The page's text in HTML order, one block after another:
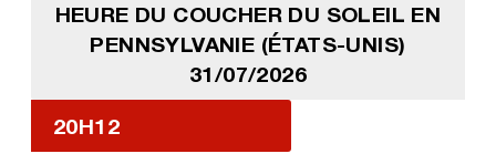
HEURE DU COUCHER DU SOLEIL EN
PENNSYLVANIE (ÉTATS-UNIS)
31/07/2026
20H12